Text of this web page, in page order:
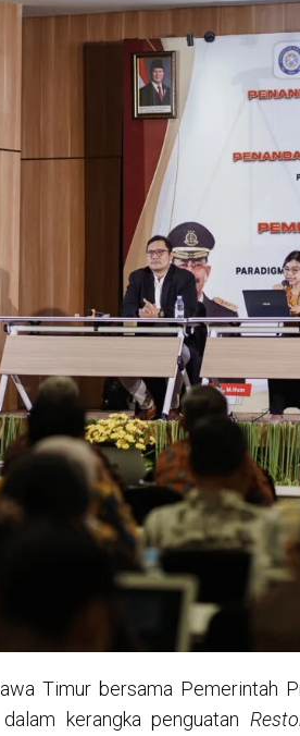
Timur bersama Pemerintah
kerangka penguatan